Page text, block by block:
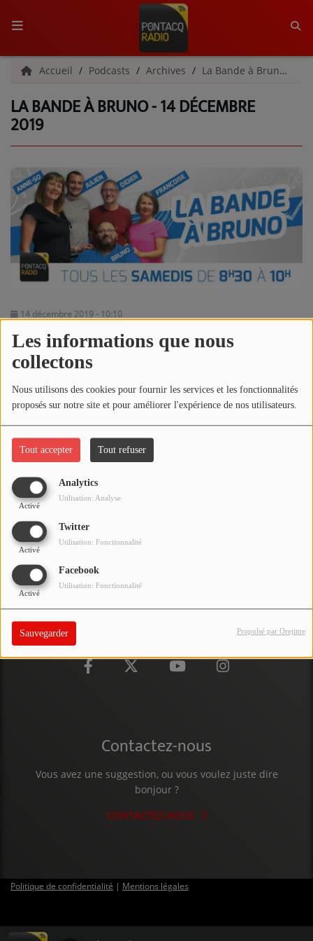
Les informations que nous
collectons
Nous utilisons des cookies pour fournir les services et les fonctionnalités
proposés sur notre site et pour améliorer l'expérience de nos utilisateurs.
Tout accepter Tout refuser
Analytics
Activé
Utilisation: Analyse
Twitter
Activé
Utilisation: Fonctionnalité
Facebook
Activé
Utilisation: Fonctionnalité
Sauvegarder Propulsé par Orejime
ACCUEIL
RADIO
L'ÉQUIPE
GRILLE DES PROGRAMMES
C'ÉTAIT QUOI CE TITRE ?
MÉDIAS
NOS PROGRAMMES COURTS
ARCHIVES - SAISONS PASSÉES
PHOTOS
ANNONCEURS & ESPACE PRO
VOTRE PUBLICITÉ SUR PONTACQ RADIO
LOCATION DE STUDIOS
ÉDUCATION AUX MÉDIAS ET À
L'INFORMATION
EN QUOI ÇA CONSISTE ?
PARTICIPEZ
JEUX CONCOURS
CRÉATIONS AUDIOVISUELLES
Accueil Podcasts Archives La Bande à Bruno | Archives
LA BANDE À BRUNO - 14 DÉCEMBRE
2019
14 décembre 2019 - 10:10
Écouter le podcast
Télécharger le podcast
décembre 2019 !
Contactez-nous
Vous avez une suggestion, ou vous voulez juste dire
bonjour ?
CONTACTEZ-NOUS
Politique de confidentialité | Mentions légales